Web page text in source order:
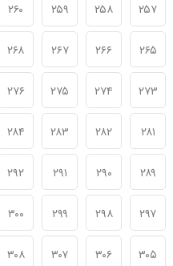
۲۵۷ ۲۵۸ ۲۵۹ ۲۶۰
۲۶۵ ۲۶۶ ۲۶۷ ۲۶۸
۲۷۳ ۲۷۴ ۲۷۵ ۲۷۶
۲۸۱ ۲۸۲ ۲۸۳ ۲۸۴
۲۸۹ ۲۹۰ ۲۹۱ ۲۹۲
۲۹۷ ۲۹۸ ۲۹۹ ۳۰۰
۳۰۵ ۳۰۶ ۳۰۷ ۳۰۸